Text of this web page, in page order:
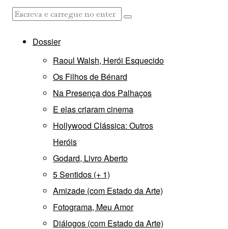
Dossier
Raoul Walsh, Herói Esquecido
Os Filhos de Bénard
Na Presença dos Palhaços
E elas criaram cinema
Hollywood Clássica: Outros
Heróis
Godard, Livro Aberto
5 Sentidos (+ 1)
Amizade (com Estado da Arte)
Fotograma, Meu Amor
Diálogos (com Estado da Arte)